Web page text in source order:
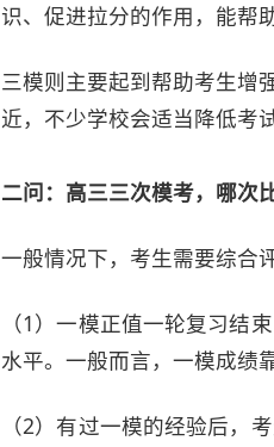
识、促进拉分的作用，能帮
三模则主要起到帮助考生增
近，不少学校会适当降低考
二问： 高三三次模考，哪次
一般情况下，考生需要综合
（1）一模正值一轮复习结
水平。一般而言，一模成绩
（2）有过一模的经验后，